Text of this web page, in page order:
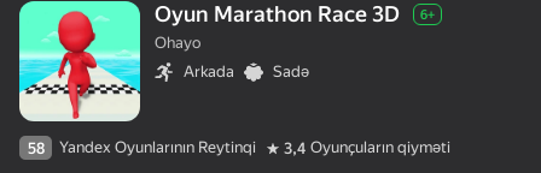
Oyun Marathon Race 3D 6+
Ohayo
Arkada
Sadə
58 Yandex Oyunlarının Reytinqi 3,4 Oyunçuların qiyməti